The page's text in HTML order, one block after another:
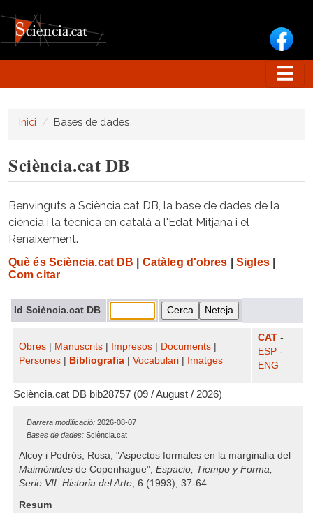
Inici Bases de dades
Sciència.cat DB
Benvinguts a Sciència.cat DB, la base de dades de la
ciència i la tècnica en català a l'Edat Mitjana i el
Renaixement.
Què és Sciència.cat DB Catàleg d'obres Sigles|
Com citar
Id Sciència.cat DB
Obres Manuscrits Impresos Documents
Persones
Bibliografia Vocabulari Imatges
CAT -
ESP -
ENG
Sciència.cat DB bib28757 (09 / August / 2026)
Darrera modificació: 2026-08-07
Bases de dades: Sciència.cat
Alcoy i Pedrós, Rosa, "Aspectos formales en la marginalia del
Maimónides de Copenhague", Espacio, Tiempo y Forma,
Serie VII: Historia del Arte, 6 (1993), 37-64.
Resum